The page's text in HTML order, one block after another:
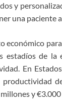
y
una paciente
económico
estadíos de la
En
productividad
y